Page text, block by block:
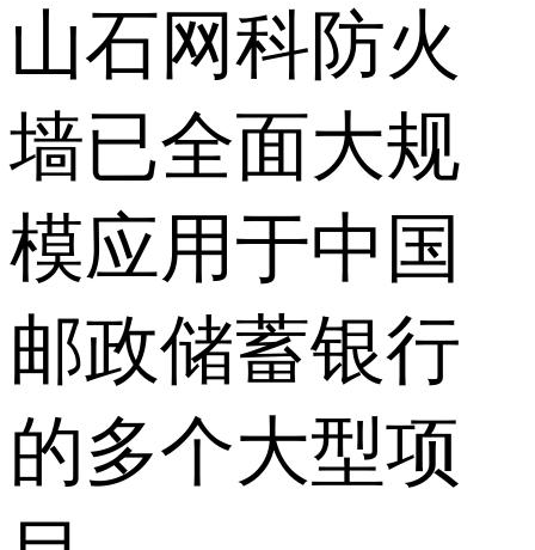
山石网科防火
墙已全面大规
模应用于中国
邮政储蓄银行
的多个大型项